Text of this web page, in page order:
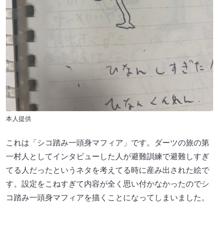
本人提供
これは「シコ踏み一頭身マフィア」です。ダーツの旅の第
一村人としてインタビューした人が避難訓練で避難しすぎ
てる人だったというネタを考えてる時に産み出された絵で
す。設定をこねすぎて内容が全く思い付かなかったのでシ
コ踏み一頭身マフィアを描くことになってしまいました。